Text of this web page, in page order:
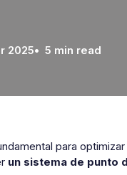
2025• 5 min read
para
un sistema de punto